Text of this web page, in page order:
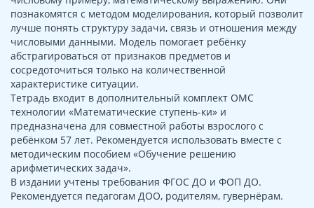
познакомятся с методом моделирования, который позволит
лучше понять структуру задачи, связь и отношения между
числовыми данными. Модель помогает ребёнку
абстрагироваться от признаков предметов и
сосредоточиться только на количественной
характеристике ситуации.
Тетрадь входит в дополнительный комплект ОМС
технологии «Математические ступень-ки» и
предназначена для совместной работы взрослого с
ребёнком 57 лет. Рекомендуется использовать вместе с
методическим пособием «Обучение решению
арифметических задач».
В издании учтены требования ФГОС ДО и ФОП ДО.
Рекомендуется педагогам ДОО, родителям, гувернёрам.